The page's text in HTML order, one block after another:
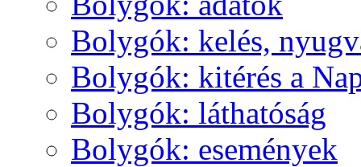
Boly­gók: ke­lés,
Boly­gók: ki­té­rés a
Boly­gók: lát­ha­tó­ság
Boly­gók: ese­mé­nyek